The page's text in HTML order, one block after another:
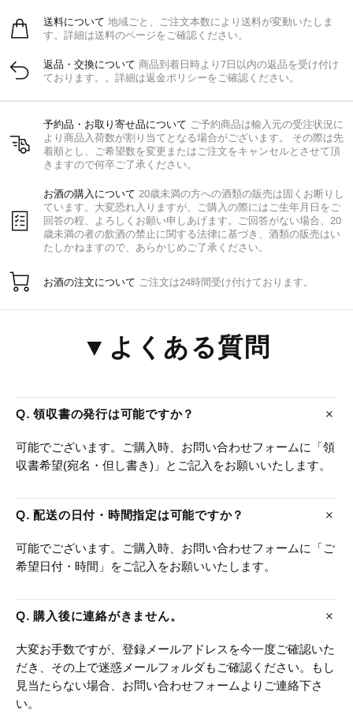
送料について 地域ごと、ご注文本数により送料が変動いたしま
す。詳細は送料のページをご確認ください。
返品・交換について 商品到着日時より7日以内の返品を受け付け
ております。。詳細は返金ポリシーをご確認ください。
予約品・お取り寄せ品について ご予約商品は輸入元の受注状況に
より商品入荷数が割り当てとなる場合がございます。 その際は先
着順とし、ご希望数を変更またはご注文をキャンセルとさせて頂
きますので何卒ご了承ください。
お酒の購入について 20歳未満の方への酒類の販売は固くお断りし
ています。大変恐れ入りますが、ご購入の際にはご生年月日をご
回答の程、よろしくお願い申しあげます。ご回答がない場合、20
歳未満の者の飲酒の禁止に関する法律に基づき、酒類の販売はい
たしかねますので、あらかじめご了承ください。
お酒の注文について ご注文は24時間受け付けております。
▼よくある質問
Q. 領収書の発行は可能ですか？
可能でございます。ご購入時、お問い合わせフォームに「領
収書希望(宛名・但し書き)」とご記入をお願いいたします。
Q. 配送の日付・時間指定は可能ですか？
可能でございます。ご購入時、お問い合わせフォームに「ご
希望日付・時間」をご記入をお願いいたします。
Q. 購入後に連絡がきません。
大変お手数ですが、登録メールアドレスを今一度ご確認いた
だき、その上で迷惑メールフォルダもご確認ください。もし
見当たらない場合、お問い合わせフォームよりご連絡下さ
い。